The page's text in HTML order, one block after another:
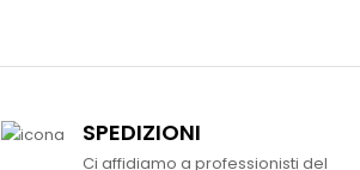
SPEDIZIONI
Ci affidiamo a professionisti del